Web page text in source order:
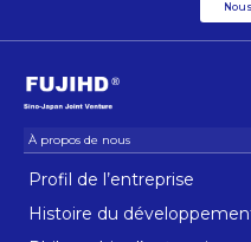
Profil de l’entreprise
Histoire du